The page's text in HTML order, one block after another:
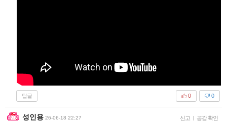
답글 0
0
성인용 26-06-18 22:27 신고 | 공감 확인